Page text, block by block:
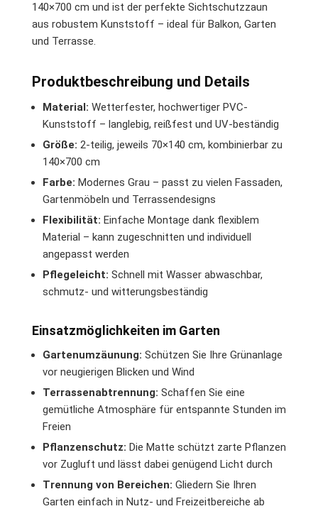
140×700 cm und ist der perfekte Sichtschutzzaun
aus robustem Kunststoff – ideal für Balkon, Garten
und Terrasse.
Produktbeschreibung und Details
Material: Wetterfester, hochwertiger PVC-
Kunststoff – langlebig, reißfest und UV-beständig
Größe: 2-teilig, jeweils 70×140 cm, kombinierbar zu
140×700 cm
Farbe: Modernes Grau – passt zu vielen Fassaden,
Gartenmöbeln und Terrassendesigns
Flexibilität: Einfache Montage dank flexiblem
Material – kann zugeschnitten und individuell
angepasst werden
Pflegeleicht: Schnell mit Wasser abwaschbar,
schmutz- und witterungsbeständig
Einsatzmöglichkeiten im Garten
Gartenumzäunung: Schützen Sie Ihre Grünanlage
vor neugierigen Blicken und Wind
Terrassenabtrennung: Schaffen Sie eine
gemütliche Atmosphäre für entspannte Stunden im
Freien
Pflanzenschutz: Die Matte schützt zarte Pflanzen
vor Zugluft und lässt dabei genügend Licht durch
Trennung von Bereichen: Gliedern Sie Ihren
Garten einfach in Nutz- und Freizeitbereiche ab